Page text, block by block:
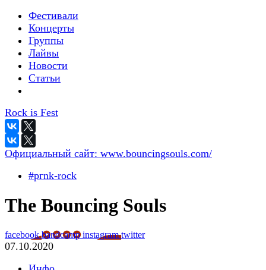
Фестивали
Концерты
Группы
Лайвы
Новости
Статьи
Rock is Fest
Официальный сайт: www.bouncingsouls.com/
#pгnk-roсk
The Bouncing Souls
facebookbandcampinstagramtwitter
07.10.2020